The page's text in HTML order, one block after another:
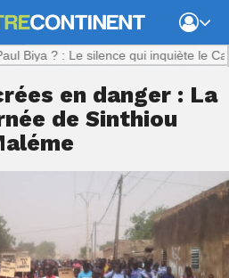
? : Le silence qui inquiète le
en danger : La
de Sinthiou